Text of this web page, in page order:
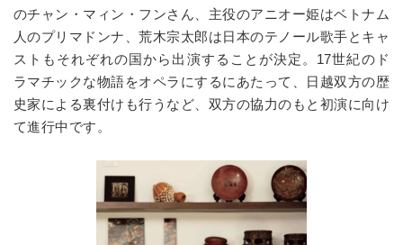
のチャン・マィン・フンさん、主役のアニオー姫はベトナム
人のプリマドンナ、荒木宗太郎は日本のテノール歌手とキャ
ストもそれぞれの国から出演することが決定。17世紀のド
ラマチックな物語をオペラにするにあたって、日越双方の歴
史家による裏付けも行うなど、双方の協力のもと初演に向け
て進行中です。